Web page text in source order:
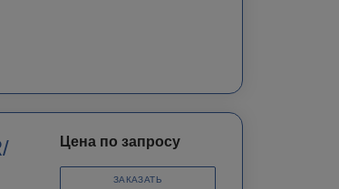
Цена по запросу
ЗАКАЗАТЬ